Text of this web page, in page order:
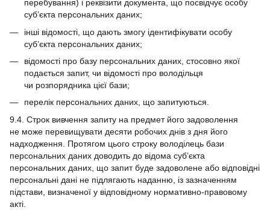
перебування) і реквізити документа, що посвідчує особу
суб’єкта персональних даних;
інші відомості, що дають змогу ідентифікувати особу
суб’єкта персональних даних;
відомості про базу персональних даних, стосовно якої
подається запит, чи відомості про володільця
чи розпорядника цієї бази;
перелік персональних даних, що запитуються.
9.4. Строк вивчення запиту на предмет його задоволення
не може перевищувати десяти робочих днів з дня його
надходження. Протягом цього строку володілець бази
персональних даних доводить до відома суб’єкта
персональних даних, що запит буде задоволене або відповідні
персональні дані не підлягають наданню, із зазначенням
підстави, визначеної у відповідному нормативно-правовому
акті.